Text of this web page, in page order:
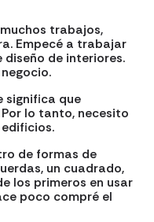
trabajos,
Empecé a trabajar
diseño de interiores.
significa que
lo tanto, necesito
de formas de
un cuadrado,
los primeros en usar
poco compré el